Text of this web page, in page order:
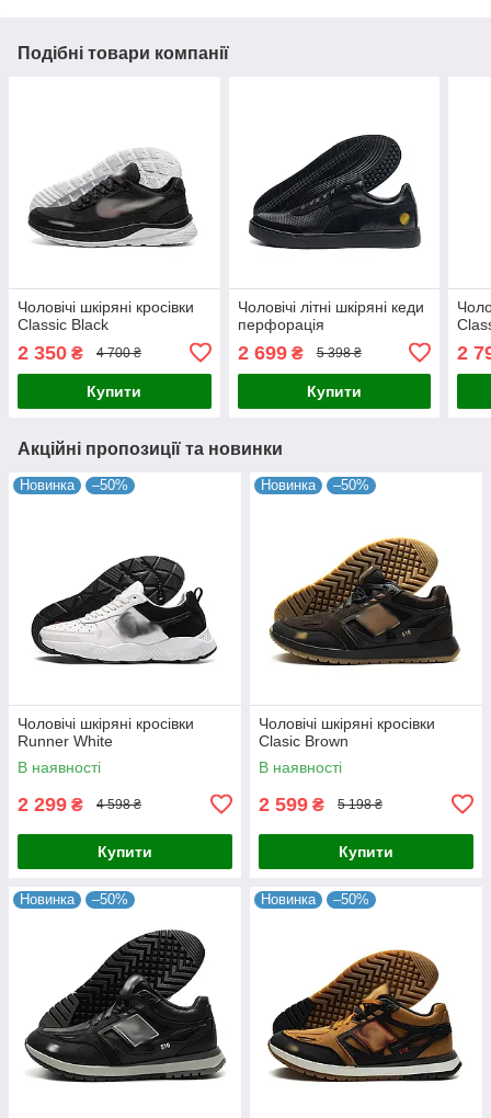
Подібні товари компанії
Чоловічі шкіряні кросівки
Classic Black
2 350 ₴ 4 700 ₴
Купити
Чоловічі літні шкіряні кеди
перфорація
2 699₴ 5 398 ₴
Купити
2
Акційні пропозиції та новинки
Новинка –50%
Чоловічі шкіряні кросівки
Runner White
В наявності
2 299 ₴ 4 598 ₴
Купити
Новинка –50%
Чоловічі шкіряні кросівки
Clasic Brown
В наявності
2 599 ₴ 5 198 ₴
Купити
Новинка –50% Новинка –50%